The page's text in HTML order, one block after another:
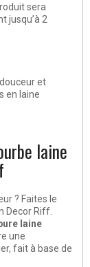
sera
jusqu’à 2
et
en laine
laine
? Faites le
Decor Riff.
laine
une
fait à base de